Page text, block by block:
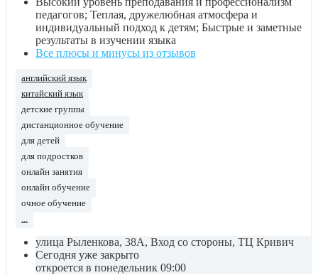
педагогов; Теплая, дружелюбная атмосфера и
индивидуальный подход к детям; Быстрые и заметные
результаты в изучении языка
Все плюсы и минусы из отзывов
английский язык
китайский язык
детские группы
дистанционное обучение
для детей
для подростков
онлайн занятия
онлайн обучение
очное обучение
...
улица Рыленкова, 38А, Вход со стороны, ТЦ Кривич
Сегодня уже закрыто
откроется в понедельник 09:00